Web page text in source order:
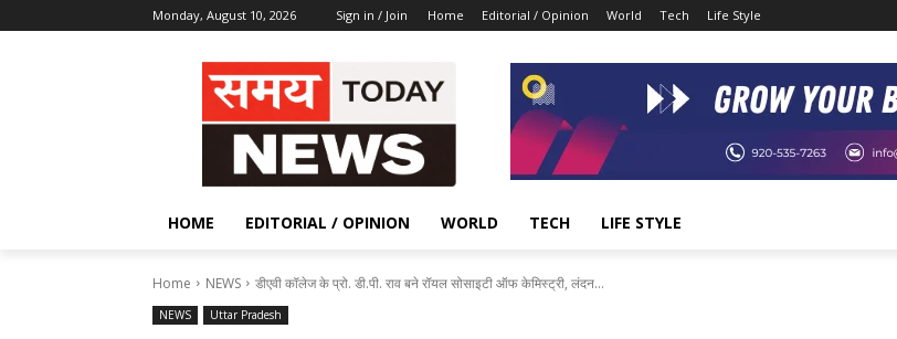
Monday, August 10, 2026 Sign in / Join Home Editorial / Opinion World Tech Life Style
HOME EDITORIAL / OPINION WORLD TECH LIFE STYLE
Home NEWS डीएवी कॉलेज के प्रो. डी.पी. राव बने रॉयल सोसाइटी ऑफ केमिस्ट्री, लंदन...
NEWS Uttar Pradesh